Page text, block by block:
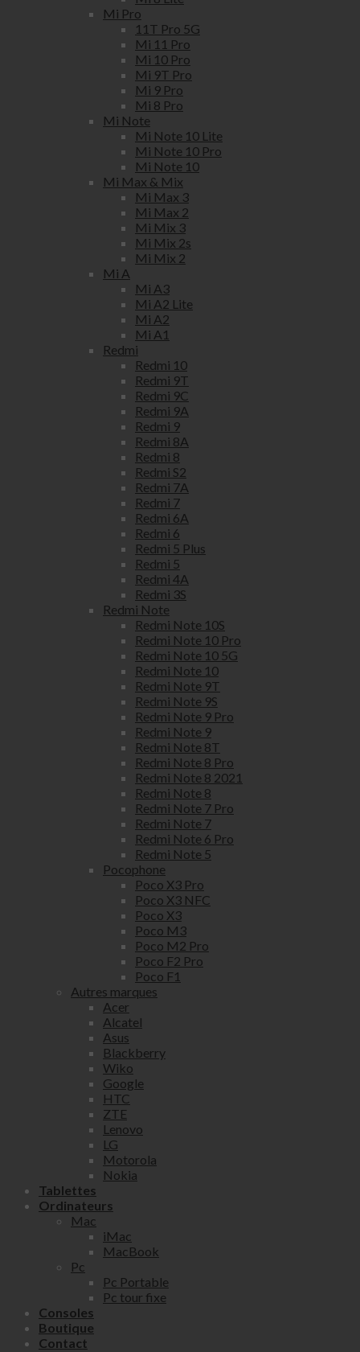
Mi Pro
11T Pro 5G
Mi 11 Pro
Mi 10 Pro
Mi 9T Pro
Mi 9 Pro
Mi 8 Pro
Mi Note
Mi Note 10 Lite
Mi Note 10 Pro
Mi Note 10
Mi Max & Mix
Mi Max 3
Mi Max 2
Mi Mix 3
Mi Mix 2s
Mi Mix 2
Mi A
Mi A3
Mi A2 Lite
Mi A2
Mi A1
Redmi
Redmi 10
Redmi 9T
Redmi 9C
Redmi 9A
Redmi 9
Redmi 8A
Redmi 8
Redmi S2
Redmi 7A
Redmi 7
Redmi 6A
Redmi 6
Redmi 5 Plus
Redmi 5
Redmi 4A
Redmi 3S
Redmi Note
Redmi Note 10S
Redmi Note 10 Pro
Redmi Note 10 5G
Redmi Note 10
Redmi Note 9T
Redmi Note 9S
Redmi Note 9 Pro
Redmi Note 9
Redmi Note 8T
Redmi Note 8 Pro
Redmi Note 8 2021
Redmi Note 8
Redmi Note 7 Pro
Redmi Note 7
Redmi Note 6 Pro
Redmi Note 5
Pocophone
Poco X3 Pro
Poco X3 NFC
Poco X3
Poco M3
Poco M2 Pro
Poco F2 Pro
Poco F1
Autres marques
Acer
Alcatel
Asus
Blackberry
Wiko
Google
HTC
ZTE
Lenovo
LG
Motorola
Nokia
Tablettes
Ordinateurs
Mac
iMac
MacBook
Pc
Pc Portable
Pc tour fixe
Consoles
Boutique
Contact